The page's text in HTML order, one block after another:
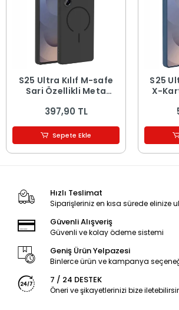
S25 Ultra Kılıf M-safe
Şarj Özellikli Meta
397,90 TL
Sepete Ekle
S25
X-
Hızlı Teslimat
Siparişleriniz en kısa sürede elinize
Güvenli Alışveriş
Güvenli ve kolay ödeme sistemi
Geniş Ürün Yelpazesi
Binlerce ürün ve kampanya
7 / 24 DESTEK
Öneri ve şikayetlerinizi bize